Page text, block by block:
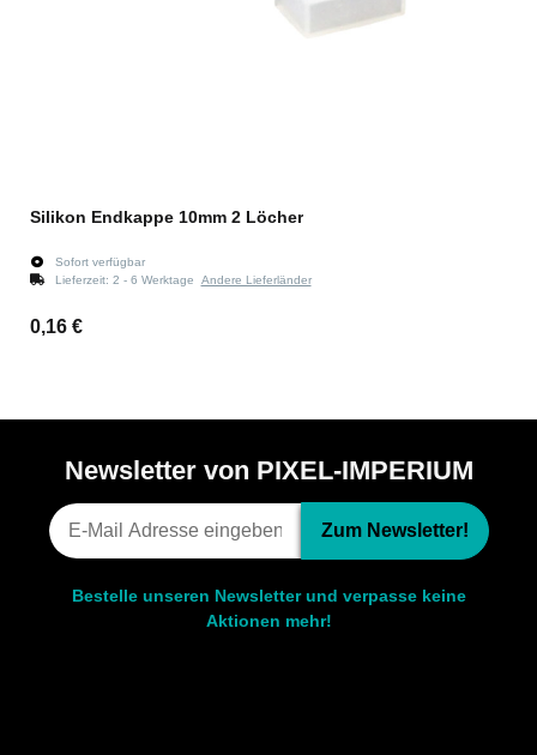
Silikon Endkappe 10mm 2 Löcher
Sofort verfügbar
Lieferzeit: 2 - 6 Werktage Andere Lieferländer
0,16 €
Newsletter von PIXEL-IMPERIUM
Zum Newsletter!
Bestelle unseren Newsletter und verpasse keine
Aktionen mehr!